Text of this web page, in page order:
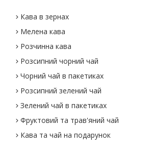
Кава в зернах
Мелена кава
Розчинна кава
Розсипний чорний чай
Чорний чай в пакетиках
Розсипний зелений чай
Зелений чай в пакетиках
Фруктовий та трав'яний чай
Кава та чай на подарунок